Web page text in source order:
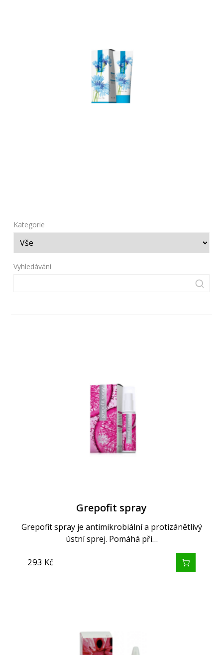
Kategorie
Vyhledávání
Grepofit spray
Grepofit spray je antimikrobiální a protizánětlivý
ústní sprej. Pomáhá při…
293 Kč